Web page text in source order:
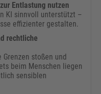
Entlastung nutzen
KI sinnvoll unterstützt –
effizienter gestalten.
rechtliche
Grenzen stoßen und
beim Menschen liegen
sensiblen